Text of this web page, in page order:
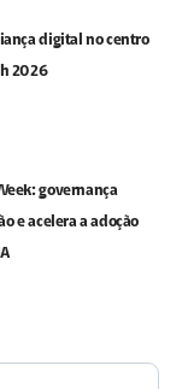
digital no centro
2026
governança
e acelera a adoção